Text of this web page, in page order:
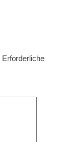
Erforderliche